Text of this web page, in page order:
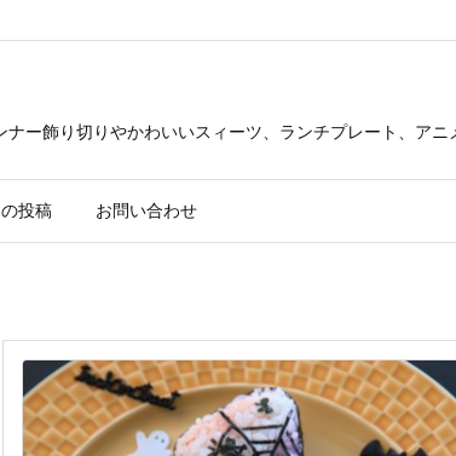
ー飾り切りやかわいいスィーツ、ランチプレート、アニ
投稿 お問い合わせ